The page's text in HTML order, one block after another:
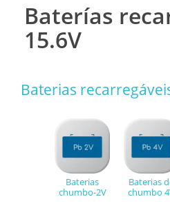
Baterías
15.6V
Baterias
Baterias
chumbo-2V
Baterias
chumbo